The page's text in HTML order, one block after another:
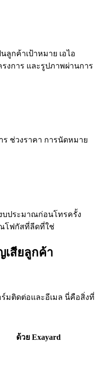
ลูกค้าเป้าหมาย เอไอ
งการ และรูปภาพผ่านการ
ช่วงราคา การนัดหมาย
บประมาณก่อนโทรครั้ง
โฟกัสที่ลีดที่ใช่
เสียลูกค้า
มติดต่อและอีเมล นี่คือสิ่งที่
ด้วย Exayard